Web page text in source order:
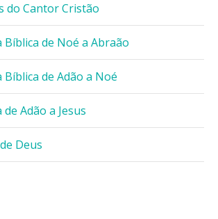
do Cantor Cristão
Bíblica de Noé a Abraão
Bíblica de Adão a Noé
Adão a Jesus
Deus